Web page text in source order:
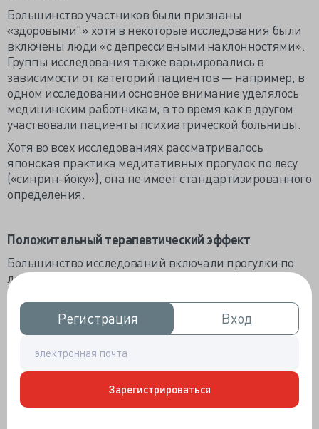
Регистрация
Регистрация Вход
Вход
Зарегистрироваться
Большинство участников были признаны
«здоровыми”» хотя в некоторые исследования были
включены люди «с депрессивными наклонностями».
Группы исследования также варьировались в
зависимости от категорий пациентов — например, в
одном исследовании основное внимание уделялось
медицинским работникам, в то время как в другом
участвовали пациенты психиатрической больницы.
Хотя во всех исследованиях рассматривалось
японская практика медитативных прогулок по лесу
(«синрин-йоку»), она не имеет стандартизированного
определения.
Положительный терапевтический эффект
Большинство исследований включали прогулки по
лесу продолжительностью около 2 часов два раза в
неделю. Однако продолжительность прогулок была
разной. Некоторые участники ходили пешком всего 10
минут, в то время как другие совершали прогулки до 3
часов.
В некоторых случаях вмешательство определялось
расстоянием, а не временем; например, одно
исследование включало в себя прогулку на 2,5 км, а
другое — на 4 км.